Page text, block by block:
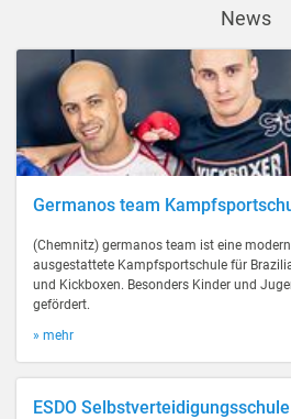
News
Germanos team
(Chemnitz) germanos team ist eine
ausgestattete Kampfsportschule für
und Kickboxen. Besonders Kinder und
gefördert.
» mehr
ESDO